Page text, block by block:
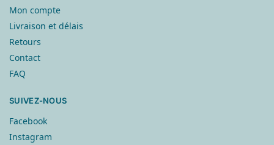
Mon compte
Livraison et délais
Retours
Contact
FAQ
SUIVEZ-NOUS
Facebook
Instagram